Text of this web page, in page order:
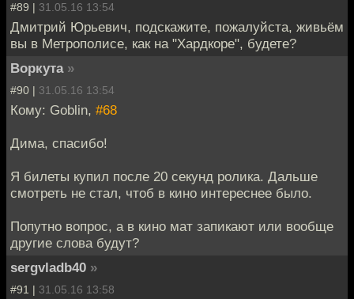
#89 | 31.05.16 13:54
Дмитрий Юрьевич, подскажите, пожалуйста, живьём
вы в Метрополисе, как на "Хардкоре", будете?
Воркута »
#90 | 31.05.16 13:54
Кому: Goblin, #68
Дима, спасибо!
Я билеты купил после 20 секунд ролика. Дальше
смотреть не стал, чтоб в кино интереснее было.
Попутно вопрос, а в кино мат запикают или вообще
другие слова будут?
sergvladb40 »
#91 | 31.05.16 13:58